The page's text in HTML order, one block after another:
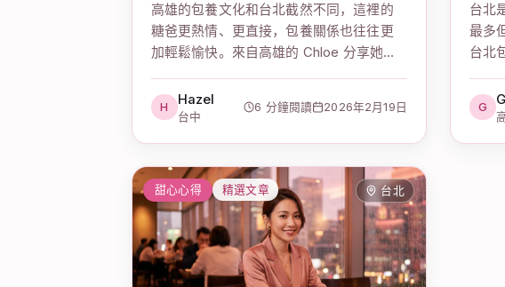
高雄的包養文化和台北截然不同，這裡的
糖爸更熱情、更直接，包養關係也往往更
加輕鬆愉快。來自高雄的 Chloe 分享她的
H Hazel
台中
6 分鐘閱讀 2026年2月19日
台北
最多
台北
G
甜心心得 精選文章 台北